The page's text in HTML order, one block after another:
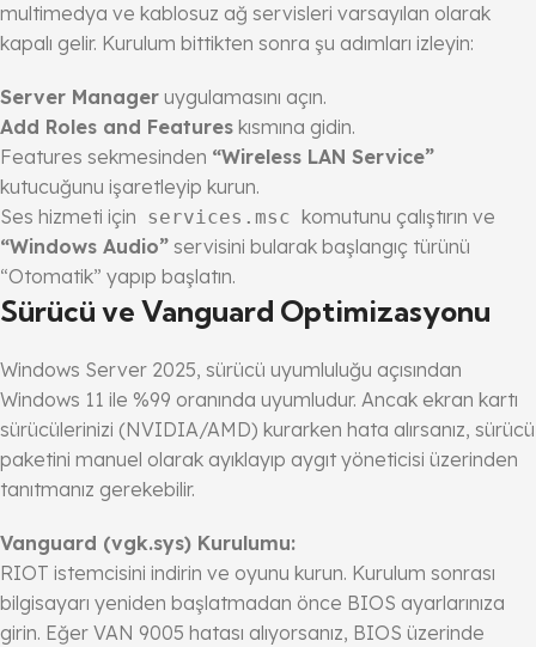
multimedya ve kablosuz ağ servisleri varsayılan olarak
kapalı gelir. Kurulum bittikten sonra şu adımları izleyin:
Server Manager uygulamasını açın.
Add Roles and Features kısmına gidin.
Features sekmesinden “Wireless LAN Service”
kutucuğunu işaretleyip kurun.
Ses hizmeti için services.msc komutunu çalıştırın ve
“Windows Audio” servisini bularak başlangıç türünü
“Otomatik” yapıp başlatın.
Sürücü ve Vanguard Optimizasyonu
Windows Server 2025, sürücü uyumluluğu açısından
Windows 11 ile %99 oranında uyumludur. Ancak ekran kartı
sürücülerinizi (NVIDIA/AMD) kurarken hata alırsanız, sürücü
paketini manuel olarak ayıklayıp aygıt yöneticisi üzerinden
tanıtmanız gerekebilir.
Vanguard (vgk.sys) Kurulumu:
RIOT istemcisini indirin ve oyunu kurun. Kurulum sonrası
bilgisayarı yeniden başlatmadan önce BIOS ayarlarınıza
girin. Eğer VAN 9005 hatası alıyorsanız, BIOS üzerinde